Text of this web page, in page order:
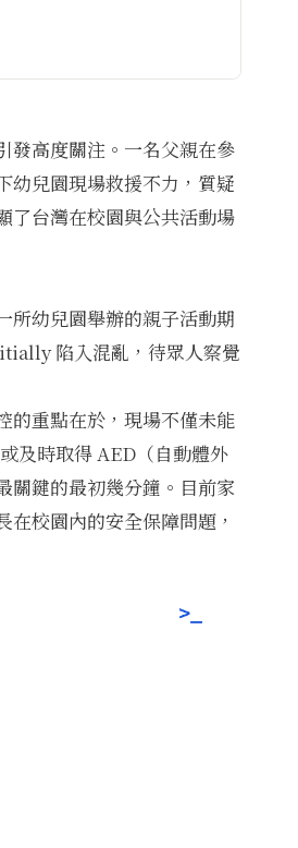
發高度關注。一名父親在參
幼兒園現場救援不力，質疑
了台灣在校園與公共活動場
所幼兒園舉辦的親子活動期
陷入混亂，待眾人察覺
的重點在於，現場不僅未能
及時取得 AED（自動體外
關鍵的最初幾分鐘。目前家
校園內的安全保障問題，